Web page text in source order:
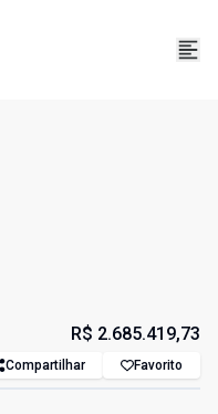
R$ 2.685.419,73
Compartilhar Favorito